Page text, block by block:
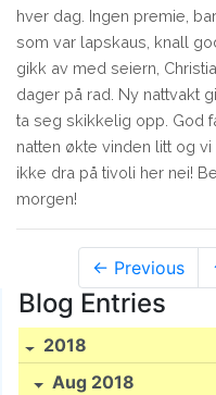
hver dag. Ingen premie,
som var lapskaus, knall
gikk av med seiern,
dager på rad. Ny nattvakt
ta seg skikkelig opp. God
natten økte vinden litt og
ikke dra på tivoli her nei!
morgen!
← Previous
Blog Entries
2018
Aug 2018